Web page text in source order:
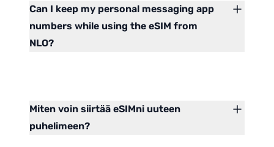
Can I keep my personal messaging app
numbers while using the eSIM from
NLO?
Miten voin siirtää eSIMni uuteen
puhelimeen?